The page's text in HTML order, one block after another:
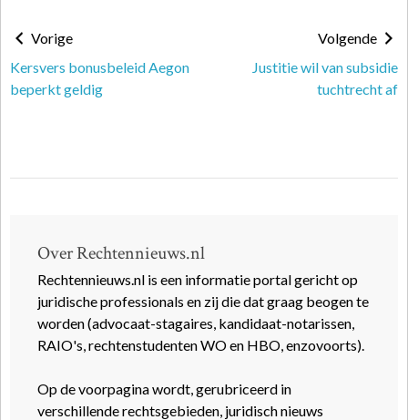
Vorige
Kersvers bonusbeleid Aegon
beperkt geldig
Volgende
Justitie wil van subsidie
tuchtrecht af
Over Rechtennieuws.nl
Rechtennieuws.nl is een informatie portal gericht op
juridische professionals en zij die dat graag beogen te
worden (advocaat-stagaires, kandidaat-notarissen,
RAIO's, rechtenstudenten WO en HBO, enzovoorts).
Op de voorpagina wordt, gerubriceerd in
verschillende rechtsgebieden, juridisch nieuws